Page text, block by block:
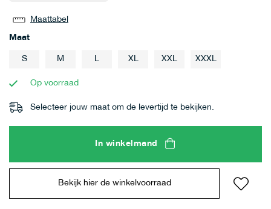
Maattabel
Maat
S M L XL XXL XXXL
Op voorraad
Selecteer jouw maat om de levertijd te bekijken.
In winkelmand
Bekijk hier de winkelvoorraad